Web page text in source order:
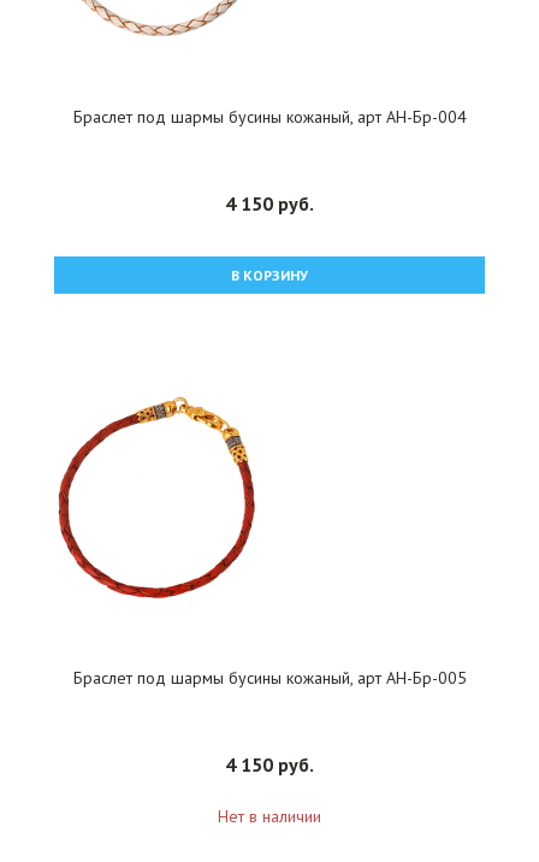
Браслет под шармы бусины кожаный, арт АН-Бр-004
4 150 руб.
В КОРЗИНУ
Браслет под шармы бусины кожаный, арт АН-Бр-005
4 150 руб.
Нет в наличии